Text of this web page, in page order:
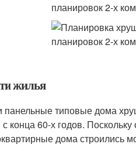
жилья
панельные типовые дома
с конца 60-х годов.
дома строились